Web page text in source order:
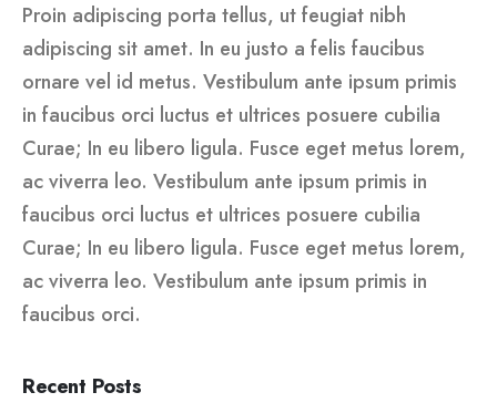
Proin adipiscing porta tellus, ut feugiat nibh
adipiscing sit amet. In eu justo a felis faucibus
ornare vel id metus. Vestibulum ante ipsum primis
in faucibus orci luctus et ultrices posuere cubilia
Curae; In eu libero ligula. Fusce eget metus lorem,
ac viverra leo. Vestibulum ante ipsum primis in
faucibus orci luctus et ultrices posuere cubilia
Curae; In eu libero ligula. Fusce eget metus lorem,
ac viverra leo. Vestibulum ante ipsum primis in
faucibus orci.
Recent Posts